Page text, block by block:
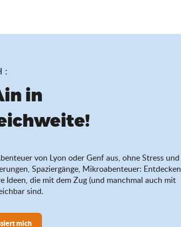
:
in
von Lyon oder Genf aus, ohne Stress und
Spaziergänge, Mikroabenteuer: Entdecken
Ideen, die mit dem Zug (und manchmal auch mit
sind.
mich